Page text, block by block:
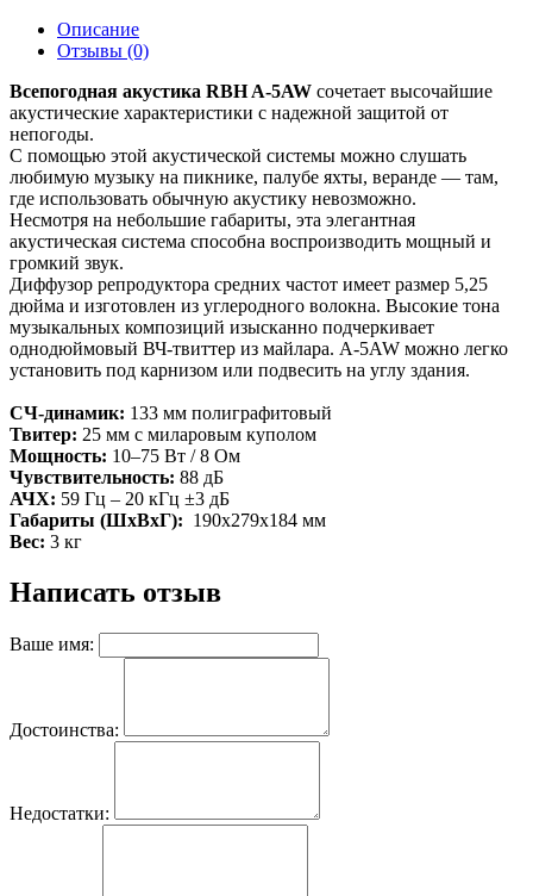
Описание
Отзывы (0)
Всепогодная акустика RBH A-5AW сочетает высочайшие
акустические характеристики с надежной защитой от
непогоды.
С помощью этой акустической системы можно слушать
любимую музыку на пикнике, палубе яхты, веранде — там,
где использовать обычную акустику невозможно.
Несмотря на небольшие габариты, эта элегантная
акустическая система способна воспроизводить мощный и
громкий звук.
Диффузор репродуктора средних частот имеет размер 5,25
дюйма и изготовлен из углеродного волокна. Высокие тона
музыкальных композиций изысканно подчеркивает
однодюймовый ВЧ-твиттер из майлара. A-5AW можно легко
установить под карнизом или подвесить на углу здания.
СЧ-динамик: 133 мм полиграфитовый
Твитер: 25 мм с миларовым куполом
Мощность: 10–75 Вт / 8 Ом
Чувствительность: 88 дБ
АЧХ: 59 Гц – 20 кГц ±3 дБ
Габариты (ШхВхГ): 190х279х184 мм
Вес: 3 кг
Написать отзыв
Ваше имя:
Достоинства:
Недостатки: